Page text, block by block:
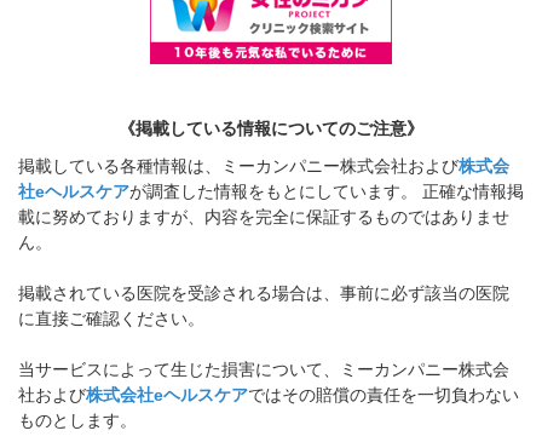
《掲載している情報についてのご注意》
掲載している各種情報は、ミーカンパニー株式会社および株式会
社eヘルスケアが調査した情報をもとにしています。 正確な情報掲
載に努めておりますが、内容を完全に保証するものではありませ
ん。
掲載されている医院を受診される場合は、事前に必ず該当の医院
に直接ご確認ください。
当サービスによって生じた損害について、ミーカンパニー株式会
社および株式会社eヘルスケアではその賠償の責任を一切負わない
ものとします。